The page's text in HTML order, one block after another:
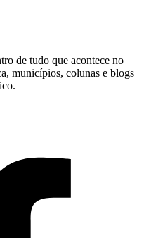
de tudo que acontece no
municípios, colunas e blogs